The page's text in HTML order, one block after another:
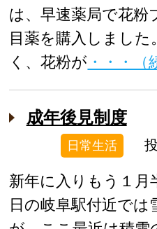
は、早速薬局で花粉
目薬を購入しました
く、花粉が ・・・（
成年後見制度
日常生活
新年に入りもう１月
日の岐阜駅付近では